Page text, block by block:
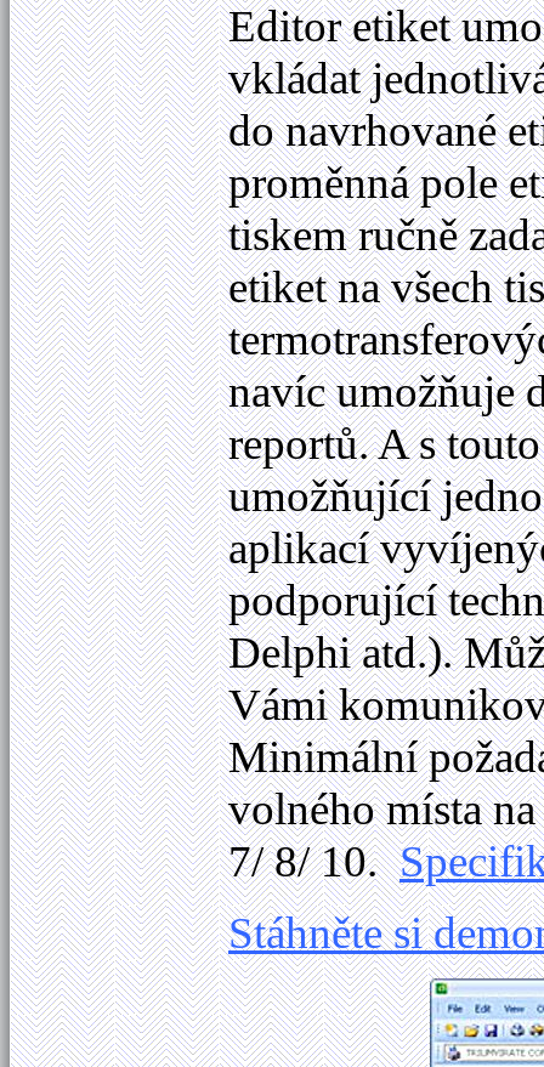
Editor etiket
vkládat
do navrhované
proměnná pole
tiskem ručně
etiket na všech
navíc umožňuje
reportů. A s
umožňující
aplikací
podporující
Delphi atd.).
Vámi
Minimální
volného místa
7/ 8/ 10.
Stáhněte si